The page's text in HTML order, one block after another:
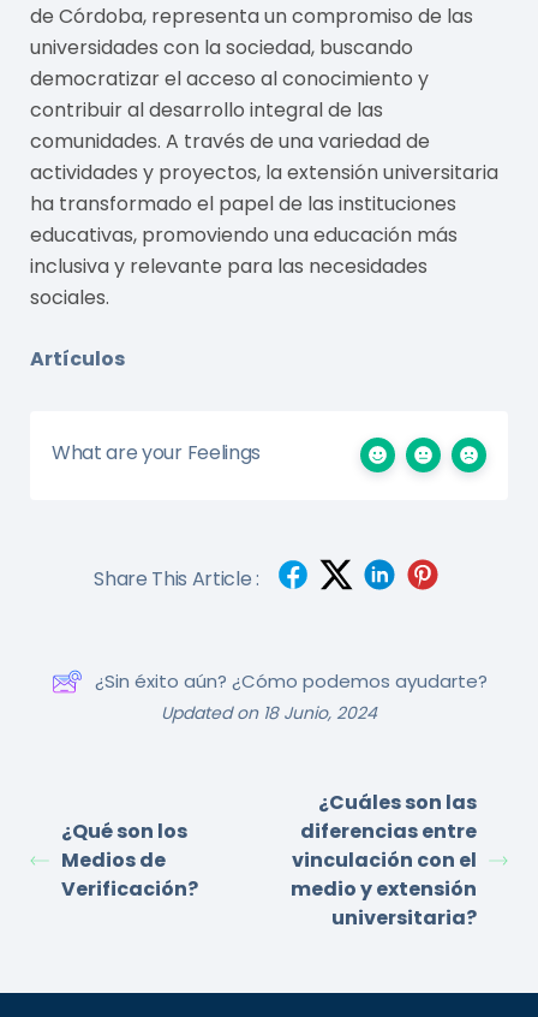
de Córdoba, representa un compromiso de las
universidades con la sociedad, buscando
democratizar el acceso al conocimiento y
contribuir al desarrollo integral de las
comunidades. A través de una variedad de
actividades y proyectos, la extensión universitaria
ha transformado el papel de las instituciones
educativas, promoviendo una educación más
inclusiva y relevante para las necesidades
sociales.
Artículos
What are your Feelings
Share This Article :
¿Sin éxito aún? ¿Cómo podemos ayudarte?
Updated on 18 Junio, 2024
¿Qué son los
Medios de
Verificación?
¿Cuáles son las
diferencias entre
vinculación con el
medio y extensión
universitaria?